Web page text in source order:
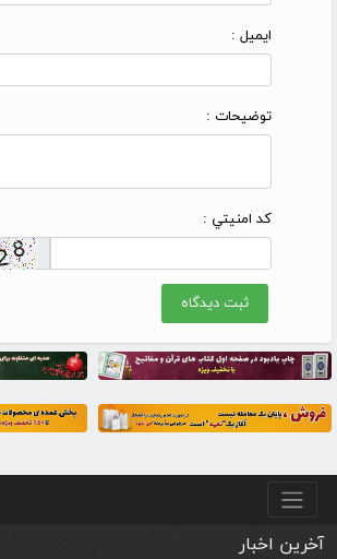
ایمیل :
توضیحات :
کد امنيتي :
منو پایین
آخرین اخبار